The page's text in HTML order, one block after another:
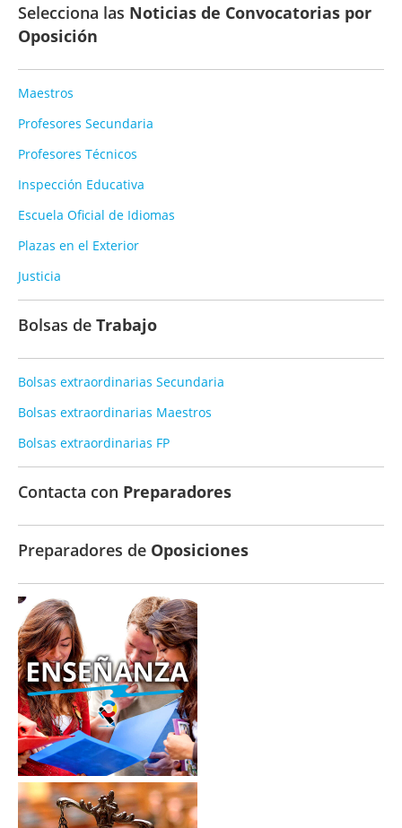
Selecciona las Noticias de Convocatorias por
Oposición
Maestros
Profesores Secundaria
Profesores Técnicos
Inspección Educativa
Escuela Oficial de Idiomas
Plazas en el Exterior
Justicia
Bolsas de Trabajo
Bolsas extraordinarias Secundaria
Bolsas extraordinarias Maestros
Bolsas extraordinarias FP
Contacta con Preparadores
Preparadores de Oposiciones